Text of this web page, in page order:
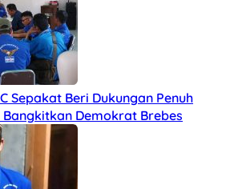
Sepakat Beri Dukungan Penuh
Demokrat Brebes